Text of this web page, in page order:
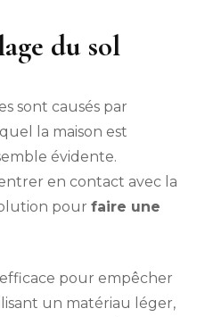
du sol
sont causés par
la maison est
évidente.
en contact avec la
pour faire une
pour empêcher
un matériau léger,